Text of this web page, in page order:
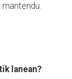
lanean?